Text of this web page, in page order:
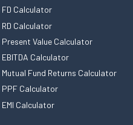
FD Calculator
RD Calculator
Present Value Calculator
EBITDA Calculator
Mutual Fund Returns Calculator
PPF Calculator
EMI Calculator